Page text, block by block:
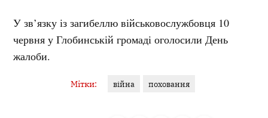
У зв’язку із загибеллю військовослужбовця 10
червня у Глобинській громаді оголосили День
жалоби.
Мітки: війна поховання